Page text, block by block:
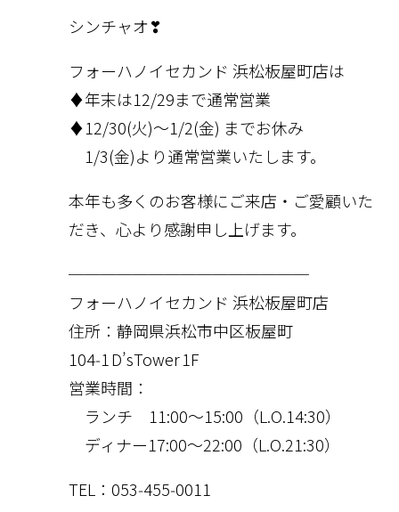
シンチャオ❣
フォーハノイセカンド 浜松板屋町店は
♦年末は12/29まで通常営業
♦12/30(火)〜1/2(金) までお休み
1/3(金)より通常営業いたします。
本年も多くのお客様にご来店・ご愛顧いた
だき、心より感謝申し上げます。
───────────────
フォーハノイセカンド 浜松板屋町店
住所：静岡県浜松市中区板屋町
104‑1 D’sTower 1F
営業時間：
ランチ 11:00〜15:00（L.O.14:30）
ディナー17:00〜22:00（L.O.21:30）
TEL：053‑455‑0011